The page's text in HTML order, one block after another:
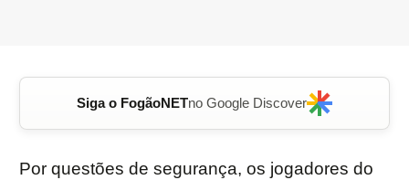
Siga o FogãoNETno Google Discover
Por questões de segurança, os jogadores do